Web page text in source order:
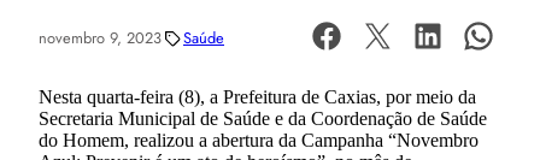
novembro 9, 2023 Saúde
Nesta quarta-feira (8), a Prefeitura de Caxias, por meio da
Secretaria Municipal de Saúde e da Coordenação de Saúde
do Homem, realizou a abertura da Campanha “Novembro